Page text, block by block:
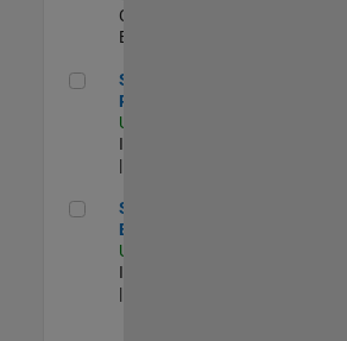
Commercial Sales |
Experimentado
Senior Database Reliability Engineer
Senior Database
Reliability Engineer
US-MA-Natick
Information Technology
| Experimentado
Senior Sailpoint IAM Engineer
Senior Sailpoint IAM
Engineer
US-MA-Natick
Information Technology
| Experimentado